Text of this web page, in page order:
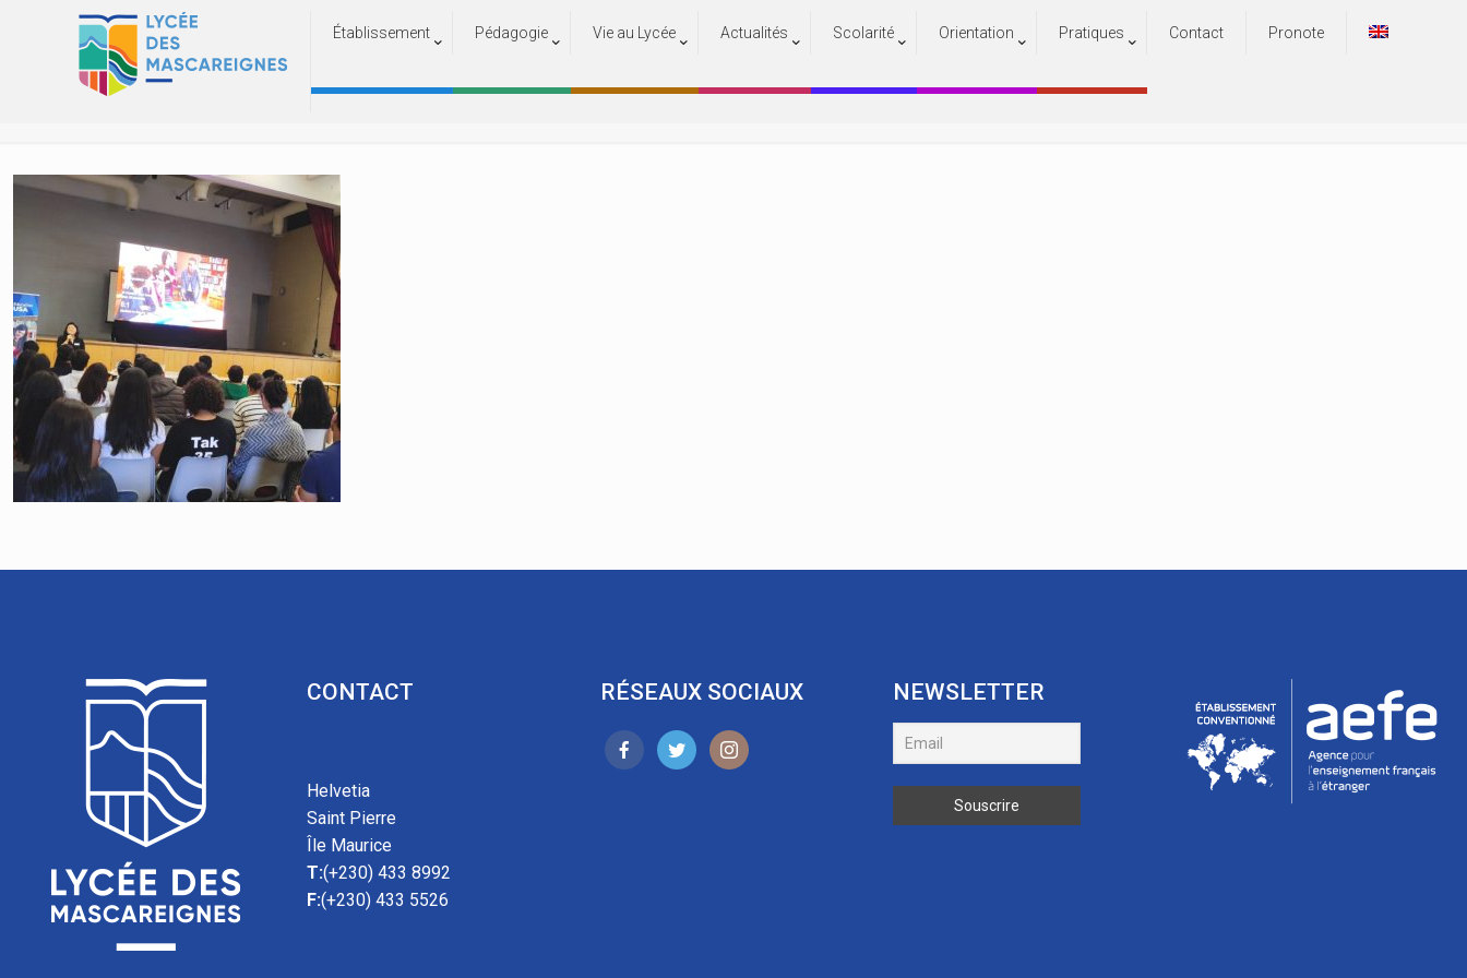
Établissement Pédagogie Vie au Lycée Actualités Scolarité Orientation Pratiques Contact Pronote
6
Accueil
CONTACT
Helvetia
Saint Pierre
Île Maurice
T:(+230) 433 8992
F:(+230) 433 5526
RÉSEAUX SOCIAUX NEWSLETTER